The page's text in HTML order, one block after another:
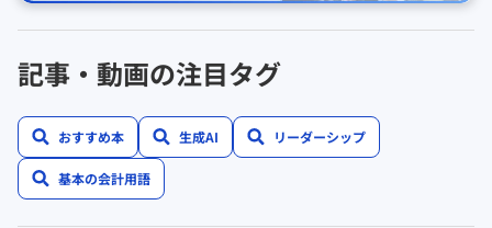
記事・動画の注目タグ
おすすめ本 生成AI リーダーシップ
基本の会計用語